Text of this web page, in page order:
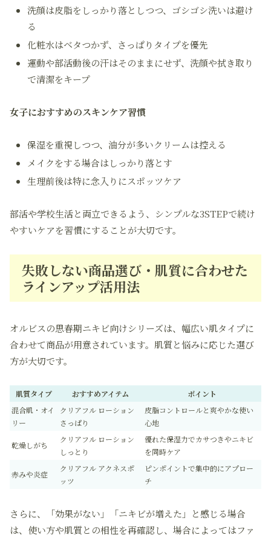
洗顔は皮脂をしっかり落としつつ、ゴシゴシ洗いは避け
る
化粧水はベタつかず、さっぱりタイプを優先
運動や部活動後の汗はそのままにせず、洗顔や拭き取り
で清潔をキープ
女子におすすめのスキンケア習慣
保湿を重視しつつ、油分が多いクリームは控える
メイクをする場合はしっかり落とす
生理前後は特に念入りにスポッツケア
部活や学校生活と両立できるよう、シンプルな3STEPで続け
やすいケアを習慣にすることが大切です。
失敗しない商品選び・肌質に合わせた
ラインアップ活用法
オルビスの思春期ニキビ向けシリーズは、幅広い肌タイプに
合わせて商品が用意されています。肌質と悩みに応じた選び
方が大切です。
肌質タイプ おすすめアイテム
ポイント
混合肌・オイ
リー
クリアフル ローション
さっぱり
皮脂コントロールと爽やかな使い
心地
乾燥しがち
クリアフル ローション
しっとり
優れた保湿力でカサつきやニキビ
を同時ケア
赤みや炎症
クリアフル アクネスポ
ッツ
ピンポイントで集中的にアプロー
チ
さらに、「効果がない」「ニキビが増えた」と感じる場合
は、使い方や肌質との相性を再確認し、場合によってはファ